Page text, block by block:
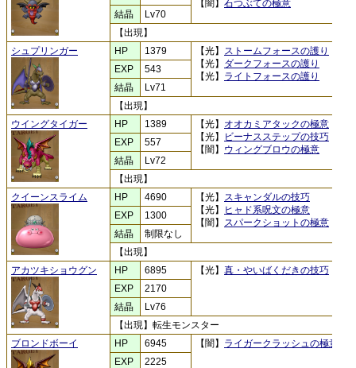
【闇】 石つぶての極意
結晶
Lv70
【出現】
シュプリンガー
HP 1379 【光】
ストームフォースの護り
【光】 ダークフォースの護り
【光】 ライトフォースの護り
EXP
543
結晶
Lv71
【出現】
ウイングタイガー
HP 1389 【光】 オオカミアタックの極意
【光】
ビーナスステップの技巧
【闇】 ウィングブロウの極意
EXP
557
結晶
Lv72
【出現】
クイーンスライム
HP 4690 【光】
スキャンダルの技巧
【光】
ヒャド系呪文の極意
【闇】
スパークショットの極意
EXP
1300
結晶
制限なし
【出現】
アカツキショウグン
HP 6895 【光】 真・やいばくだきの技巧
EXP
2170
結晶
Lv76
【出現】転生モンスター
ブロンドボーイ
HP 6945 【闇】 ライガークラッシュの極意
EXP
2225